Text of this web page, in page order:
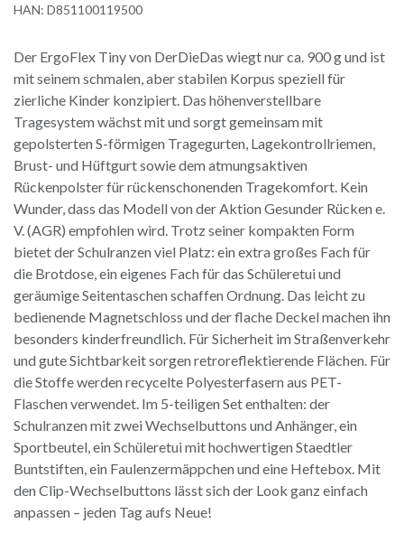
HAN: D851100119500
Der ErgoFlex Tiny von DerDieDas wiegt nur ca. 900 g und ist
mit seinem schmalen, aber stabilen Korpus speziell für
zierliche Kinder konzipiert. Das höhenverstellbare
Tragesystem wächst mit und sorgt gemeinsam mit
gepolsterten S-förmigen Tragegurten, Lagekontrollriemen,
Brust- und Hüftgurt sowie dem atmungsaktiven
Rückenpolster für rückenschonenden Tragekomfort. Kein
Wunder, dass das Modell von der Aktion Gesunder Rücken e.
V. (AGR) empfohlen wird. Trotz seiner kompakten Form
bietet der Schulranzen viel Platz: ein extra großes Fach für
die Brotdose, ein eigenes Fach für das Schüleretui und
geräumige Seitentaschen schaffen Ordnung. Das leicht zu
bedienende Magnetschloss und der flache Deckel machen ihn
besonders kinderfreundlich. Für Sicherheit im Straßenverkehr
und gute Sichtbarkeit sorgen retroreflektierende Flächen. Für
die Stoffe werden recycelte Polyesterfasern aus PET-
Flaschen verwendet. Im 5-teiligen Set enthalten: der
Schulranzen mit zwei Wechselbuttons und Anhänger, ein
Sportbeutel, ein Schüleretui mit hochwertigen Staedtler
Buntstiften, ein Faulenzermäppchen und eine Heftebox. Mit
den Clip-Wechselbuttons lässt sich der Look ganz einfach
anpassen – jeden Tag aufs Neue!